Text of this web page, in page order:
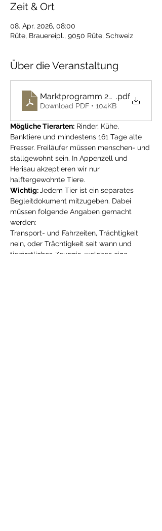
Zeit & Ort
08. Apr. 2026, 08:00
Rüte, Brauereipl., 9050 Rüte, Schweiz
Über die Veranstaltung
Marktprogramm 2026 AI,AR und
.pdf
Download PDF • 104KB
Mögliche Tierarten: Rinder, Kühe,
Banktiere und mindestens 161 Tage alte
Fresser. Freiläufer müssen menschen- und
stallgewohnt sein. In Appenzell und
Herisau akzeptieren wir nur
halftergewohnte Tiere.
Wichtig: Jedem Tier ist ein separates
Begleitdokument mitzugeben. Dabei
müssen folgende Angaben gemacht
werden:
Transport- und Fahrzeiten, Trächtigkeit
nein, oder Trächtigkeit seit wann und
tierärztliches Zeugnis, welches eine